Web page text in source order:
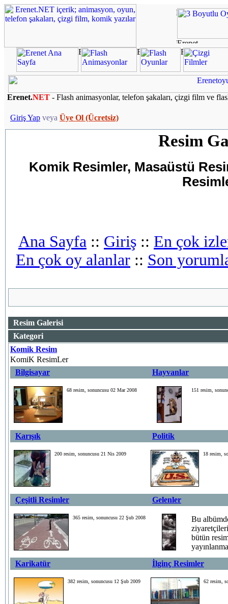
Erenet.NET - Flash animasyonlar, telefon şakaları, çizgi film ve
Giriş Yap veya Üye Ol (Ücretsiz)
Resim
Komik Resimler, Masaüstü
Ana Sayfa :: Giriş :: En çok
En çok oy alanlar :: Son
Resim Galerisi
Kategori
Komik Resim
KomiK ResimLer
Bilgisayar
68 resim, sonuncusu 02 Mar 2008
Hayvanlar
151 resim,
Karışık
200 resim, sonuncusu 21 Nis 2009
Politik
18 resim,
Çeşitli Resimler
365 resim, sonuncusu 22 Şub 2008
Gelenler
Bu
bütün
143 resim,
Karikatür
382 resim, sonuncusu 12 Şub 2009
İlginç Resimler
62 resim,